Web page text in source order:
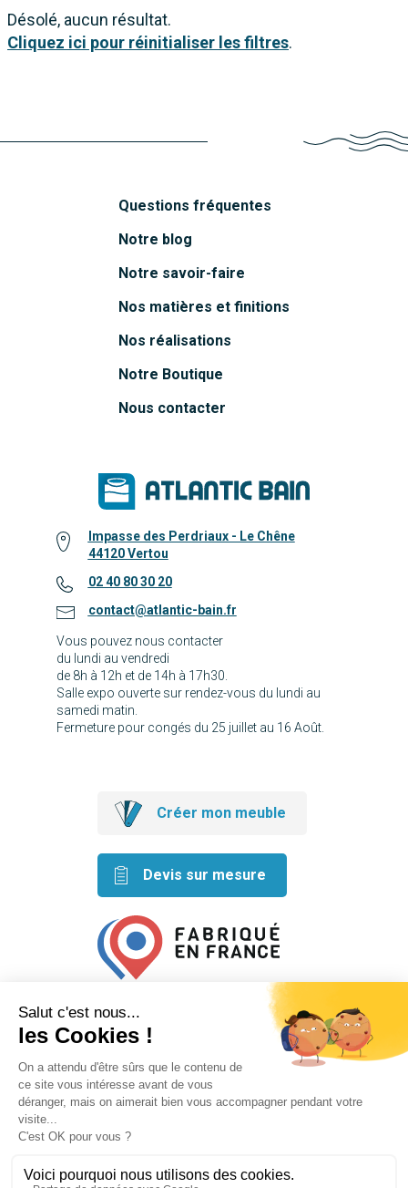
Désolé, aucun résultat.
Cliquez ici pour réinitialiser les filtres.
Questions fréquentes
Notre blog
Notre savoir-faire
Nos matières et finitions
Nos réalisations
Notre Boutique
Nous contacter
Impasse des Perdriaux - Le Chêne
44120 Vertou
02 40 80 30 20
contact@atlantic-bain.fr
Vous pouvez nous contacter
du lundi au vendredi
de 8h à 12h et de 14h à 17h30.
Salle expo ouverte sur rendez-vous du lundi au
samedi matin.
Fermeture pour congés du 25 juillet au 16 Août.
Créer mon meuble
Devis sur mesure
Retrouvez nos idées créatives
sur les réseaux